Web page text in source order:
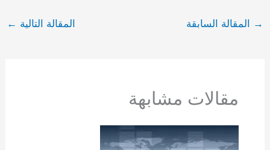
→ المقالة السابقة المقالة التالية ←
مقالات مشابهة